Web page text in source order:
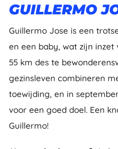
GUILLERMO
Guillermo Jose is een
en een baby, wat zijn
55 km des te
gezinsleven combineren
toewijding, en in
voor een goed doel. Een
Guillermo!